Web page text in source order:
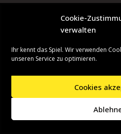
Cookie-
verwalten
Ihr kennt das Spiel. Wir verwenden
unseren Service zu optimieren.
Cookies
| Präsentiert von